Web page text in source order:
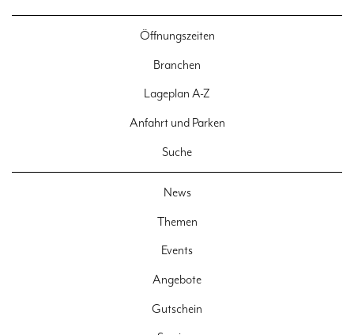
Öffnungszeiten
Branchen
Lageplan A-Z
Anfahrt und Parken
Suche
News
Themen
Events
Angebote
Gutschein